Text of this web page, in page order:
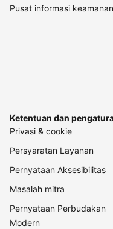
Pusat informasi keamanan
Ketentuan dan
Privasi & cookie
Persyaratan Layanan
Pernyataan Aksesibilitas
Masalah mitra
Pernyataan Perbudakan
Modern